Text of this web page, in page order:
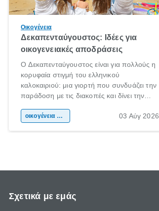
Οικογένεια
Δεκαπενταύγουστος: Ιδέες για
οικογενειακές αποδράσεις
Ο Δεκαπενταύγουστος είναι για πολλούς η
κορυφαία στιγμή του ελληνικού
καλοκαιριού: μια γιορτή που συνδυάζει την
παράδοση με τις διακοπές και δίνει την
χώρας. Είτε πρόκειται για λίγες μέρες
οικογένεια & παιδί 03 Αύγ 2026
Σχετικά με εμάς